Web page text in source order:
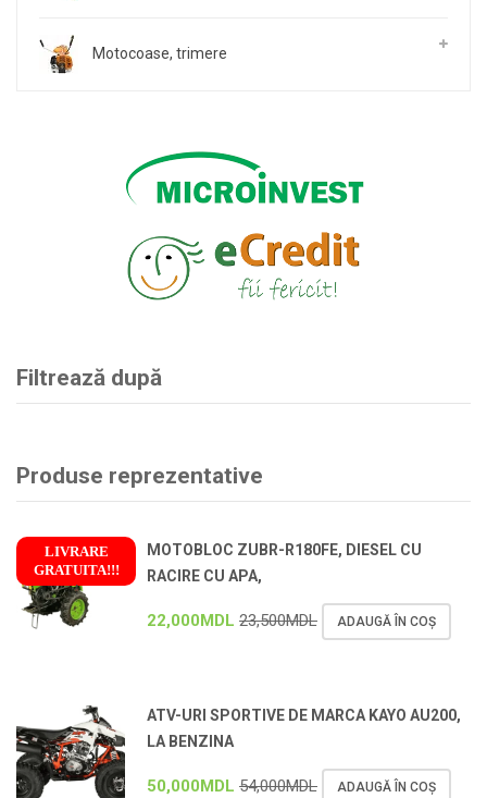
Motocoase, trimere
Filtrează după
Produse reprezentative
LIVRARE
GRATUITA!!!
!
MOTOBLOC ZUBR-R180FE, DIESEL CU
RACIRE CU APA,
22,000MDL 23,500MDL ADAUGĂ ÎN COȘ
ATV-URI SPORTIVE DE MARCA KAYO AU200,
LA BENZINA
50,000MDL 54,000MDL ADAUGĂ ÎN COȘ